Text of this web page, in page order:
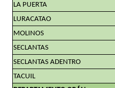
LA PUERTA
LURACATAO
MOLINOS
SECLANTAS
SECLANTAS ADENTRO
TACUIL